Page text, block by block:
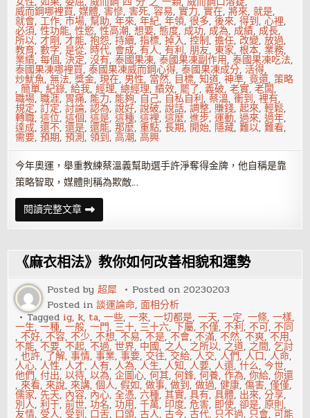
威而鋼哪裡買,媒體,害慘,害死,容易,實力,實在,將來,就是,
就會,工作,市場,幫助,年來,年紀,年領,很多,後來,得到,心裡,
必須,性功能,性慾,性高潮,想要, 態度, 成功, 成為, 成績, 成長,
所以,才剛,才能,抱怨,持續,指標,掉入,控制,擔任, 改變,放過,
教育,數字,是從, 時代, 會成,有人,有利,朋友,東家,根本, 業務,
業績,每個,決定,沒有,泰國果凍,泰國果凍副作用,泰國果凍吃法,
泰國果凍哪裡買,泰國果凍威而鋼心得,泰國果凍成分,活得,
炒魷魚,無法,獎金,現在, 男性, 當然, 目標,知道,神準,竟還,策略
,簡單,紀錄,給我,經理,總經理,績效, 罷了,義破,老實,老闆,
職場,職涯, 胃痛,能力,能夠, 自己, 自私自利,蔡溫,衝到,裡有,
規定,訂定,討論,認為,說好,說破,說話,調整, 賺錢,起來,輕鬆,
轉職,這位,這個,這是,這種,這裡,這麼,進步,運動,過來,過年,
達成,還不,還是,還能,那麼,重點,長期, 開始, 隱藏,難以,難看,
需要,預期,預測,領到,高潮,高興
今年奧運，舉重教練蔡溫義幫助選手許淨奪得金牌，他自稱是靠
策略智取，媒體則稱為欺敵…
閱讀完整文章蔡
溫
義
40
次
全
國
紀
錄，
隱
藏
實
力
更
有
利？
《麻衣相法》教你如何改善相貌和運勢
Posted by超犀 Posted on20230203
Posted in談運論命,面相分析
Tagged ig, k, ta,一些,一來,一切都是,一天,一定,一條,一樣,
一生,一種,一般,一門, 三十, 三十六,下屬,不僅,不利,不可,不同
,不好,不容,不少,不想,不易,不是,不會,不滿,不然,不爽,不用,
不能,不要,不起,不過,世界, 中國, 之人, 之所以, 之道, 之間,乞討
,也許, 了解,事情,事業,事要, 交往, 交給,人交,人們,人口,人命,
人心,人性,人才,人有,人為,人生,人知,人要,人還,什么,今世,
他們,付出,以待,以為,企圖心,何其,何鋒,何養,作為,你給,你還
,來看,來說,來講,個人,假如,做事,做到,做過,健康,傷害,僅僅,
儒家,先天, 內容, 內心,全憑,六種,其實,具有,具體, 出來,分享,
別人,利于,前世,功名,功用,千萬, 印度,危害, 即使,卻是,原則,
友情, 受人, 受到, 口舌, 口頭,古人,古今,古代, 只不過, 只會,可能